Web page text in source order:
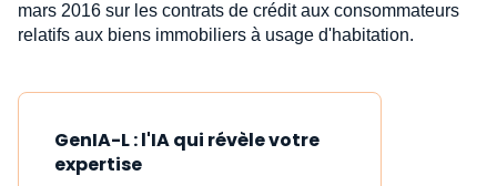
mars 2016 sur les contrats de crédit aux consommateurs
relatifs aux biens immobiliers à usage d'habitation.
GenIA-L : l'IA qui révèle votre
expertise